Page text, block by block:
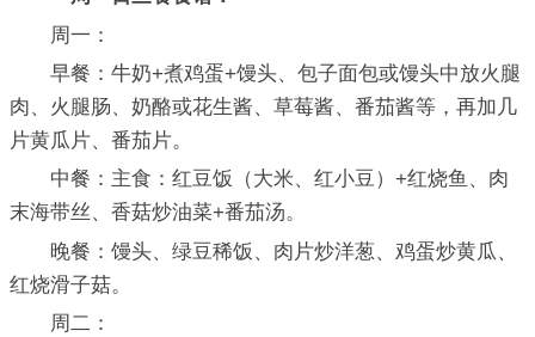
周一：
早餐：牛奶+煮鸡蛋+馒头、包子面包或馒头中放火腿
肉、火腿肠、奶酪或花生酱、草莓酱、番茄酱等，再加几
片黄瓜片、番茄片。
中餐：主食：红豆饭（大米、红小豆）+红烧鱼、肉
末海带丝、香菇炒油菜+番茄汤。
晚餐：馒头、绿豆稀饭、肉片炒洋葱、鸡蛋炒黄瓜、
红烧滑子菇。
周二：